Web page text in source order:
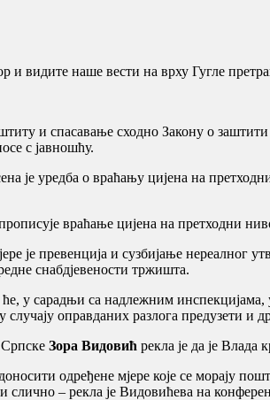
и видите наше вести на врху Гугле
и спасавање сходно Закону о
с јавношћу.
је уредба о враћању цијена на
враћање цијена на претходни
је превенција и сузбијање
снабдјевености тржишта.
у сарадњи са надлежним
случају оправданих разлога предузети
Зора Видовић рекла је да је Влада
одређене мјере које се морају
и слично – рекла је Видовићева на